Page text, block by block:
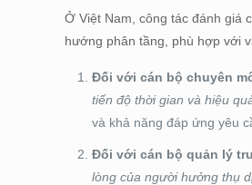
Ở Việt Nam, công tác đánh giá
hướng phân tầng, phù hợp với
Đối với cán bộ chuyên
tiến độ thời gian vàhiệu
và khả năng đáp ứng yêu
Đối với cán bộ quản lý
lòng của người hưởng thụ